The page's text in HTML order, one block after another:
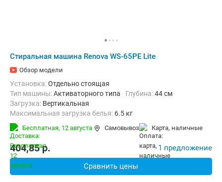
Стиральная машина Renova WS-65PE Lite
Обзор модели
Установка:Отдельно стоящая
Тип машины:Активаторного типа Глубина:44 см
загрузка: Вертикальная
Максимальная загрузка белья: 6.5 кг
Количество программ:
Материал бака:
Дополнительные функции: Звуковой сигнал Ширина:
Бесплатная, 12 августа Самовывоз карта, наличные
404,85p. 1 предложение
Сравнить цены